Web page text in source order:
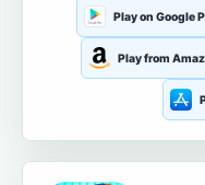
Play on Google
Play from